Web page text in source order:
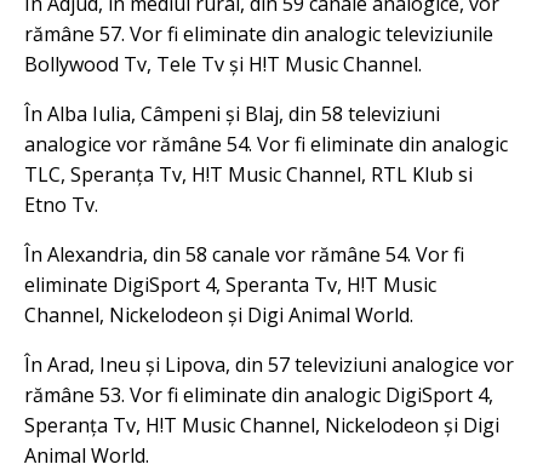
rămâne 57. Vor fi eliminate din analogic televiziunile
Bollywood Tv, Tele Tv și H!T Music Channel.
În Alba Iulia, Câmpeni și Blaj, din 58 televiziuni
analogice vor rămâne 54. Vor fi eliminate din analogic
TLC, Speranța Tv, H!T Music Channel, RTL Klub si
Etno Tv.
În Alexandria, din 58 canale vor rămâne 54. Vor fi
eliminate DigiSport 4, Speranta Tv, H!T Music
Channel, Nickelodeon și Digi Animal World.
În Arad, Ineu și Lipova, din 57 televiziuni analogice vor
rămâne 53. Vor fi eliminate din analogic DigiSport 4,
Speranța Tv, H!T Music Channel, Nickelodeon și Digi
Animal World.